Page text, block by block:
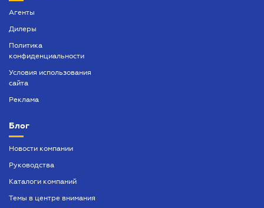
Агенты
Дилеры
Политика
конфиденциальности
Условия использования
сайта
Реклама
Блог
Новости компании
Руководства
Каталоги компаний
Темы в центре внимания